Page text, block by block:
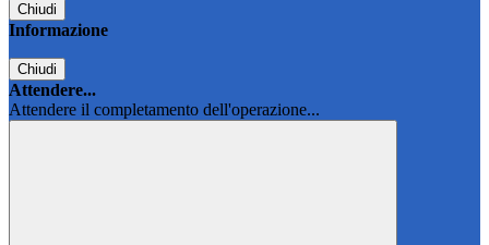
Chiudi
Informazione
Chiudi
Attendere...
Attendere il completamento dell'operazione...